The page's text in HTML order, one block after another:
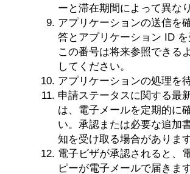
ーと滞在期間によって異な
アプリケーションの送信を
答とアプリケーション ID を
この番号は将来参照できる
してください。
アプリケーションの処理を
申請ステータスに関する最
は、電子メールを定期的に
い。承認または必要な追加
知を受け取る場合があります
電子ビザが承認されると、
ピーが電子メールで届きま